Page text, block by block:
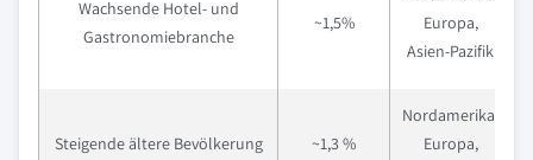
Wachsende Hotel- und
Gastronomiebranche
~1,5%
Europa,
Asien-Pazifik
Steigende ältere Bevölkerung ~1,3 %
Nordamerika,
Europa,